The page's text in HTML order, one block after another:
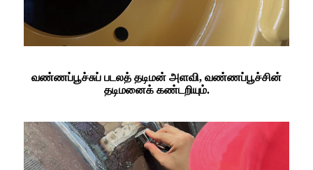
வண்ணப்பூச்சுப் படலத் தடிமன் அளவி, வண்ணப்பூச்சின்
தடிமனைக் கண்டறியும்.